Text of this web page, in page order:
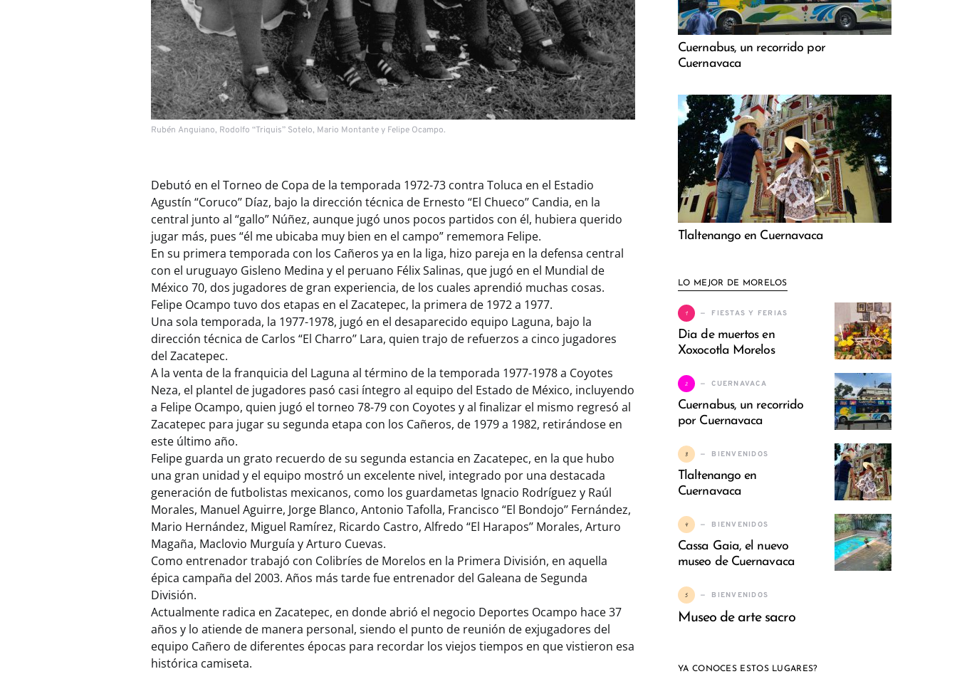
Rubén Anguiano, Rodolfo “Triquis” Sotelo, Mario Montante y Felipe Ocampo.
Debutó en el Torneo de Copa de la temporada 1972-73 contra Toluca en el Estadio
Agustín “Coruco’’ Díaz, bajo la dirección técnica de Ernesto “El Chueco’’ Candia, en la
central junto al “gallo” Núñez, aunque jugó unos pocos partidos con él, hubiera querido
jugar más, pues “él me ubicaba muy bien en el campo” rememora Felipe.
En su primera temporada con los Cañeros ya en la liga, hizo pareja en la defensa central
con el uruguayo Gisleno Medina y el peruano Félix Salinas, que jugó en el Mundial de
México 70, dos jugadores de gran experiencia, de los cuales aprendió muchas cosas.
Felipe Ocampo tuvo dos etapas en el Zacatepec, la primera de 1972 a 1977.
Una sola temporada, la 1977-1978, jugó en el desaparecido equipo Laguna, bajo la
dirección técnica de Carlos “El Charro’’ Lara, quien trajo de refuerzos a cinco jugadores
del Zacatepec.
A la venta de la franquicia del Laguna al término de la temporada 1977-1978 a Coyotes
Neza, el plantel de jugadores pasó casi íntegro al equipo del Estado de México, incluyendo
a Felipe Ocampo, quien jugó el torneo 78-79 con Coyotes y al finalizar el mismo regresó al
Zacatepec para jugar su segunda etapa con los Cañeros, de 1979 a 1982, retirándose en
este último año.
Felipe guarda un grato recuerdo de su segunda estancia en Zacatepec, en la que hubo
una gran unidad y el equipo mostró un excelente nivel, integrado por una destacada
generación de futbolistas mexicanos, como los guardametas Ignacio Rodríguez y Raúl
Morales, Manuel Aguirre, Jorge Blanco, Antonio Tafolla, Francisco “El Bondojo’’ Fernández,
Mario Hernández, Miguel Ramírez, Ricardo Castro, Alfredo “El Harapos’’ Morales, Arturo
Magaña, Maclovio Murguía y Arturo Cuevas.
Como entrenador trabajó con Colibríes de Morelos en la Primera División, en aquella
épica campaña del 2003. Años más tarde fue entrenador del Galeana de Segunda
División.
Actualmente radica en Zacatepec, en donde abrió el negocio Deportes Ocampo hace 37
años y lo atiende de manera personal, siendo el punto de reunión de exjugadores del
equipo Cañero de diferentes épocas para recordar los viejos tiempos en que vistieron esa
histórica camiseta.
Cuernabus, un recorrido por
Cuernavaca
Tlaltenango en Cuernavaca
LO MEJOR DE MORELOS
1 FIESTAS Y FERIAS
Dia de muertos en
Xoxocotla Morelos
2 CUERNAVACA
Cuernabus, un recorrido
por Cuernavaca
3 BIENVENIDOS
Tlaltenango en
Cuernavaca
4 BIENVENIDOS
Cassa Gaia, el nuevo
museo de Cuernavaca
5 BIENVENIDOS
Museo de arte sacro
YA CONOCES ESTOS LUGARES?